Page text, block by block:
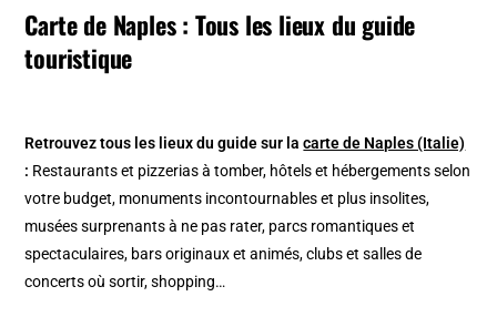
Carte de Naples : Tous les lieux du guide
touristique
Retrouvez tous les lieux du guide sur lacarte de Naples (Italie)
: Restaurants et pizzerias à tomber, hôtels et hébergements selon
votre budget, monuments incontournables et plus insolites,
musées surprenants à ne pas rater, parcs romantiques et
spectaculaires, bars originaux et animés, clubs et salles de
concerts où sortir, shopping…